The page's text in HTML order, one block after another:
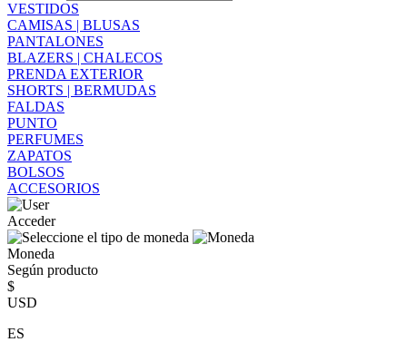
VESTIDOS
CAMISAS | BLUSAS
PANTALONES
BLAZERS | CHALECOS
PRENDA EXTERIOR
SHORTS | BERMUDAS
FALDAS
PUNTO
PERFUMES
ZAPATOS
BOLSOS
ACCESORIOS
Acceder
Moneda
Según producto
$
USD
ES